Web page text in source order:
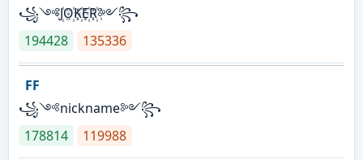
꧁༺J꙰O꙰K꙰E꙰R꙰༻꧂
194428
135336
FF
꧁༺nickname༻꧂
178814
119988